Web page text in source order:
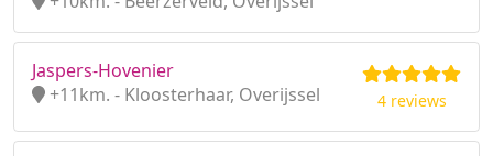
Jaspers-Hovenier
+11km. - Kloosterhaar, Overijssel
4 reviews